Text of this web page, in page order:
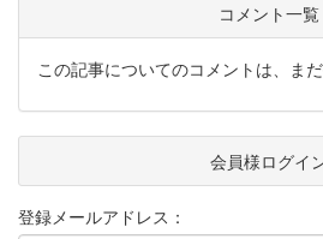
コメント一覧
この記事についてのコメントは、ま
会員様ログイ
登録メールアドレス：